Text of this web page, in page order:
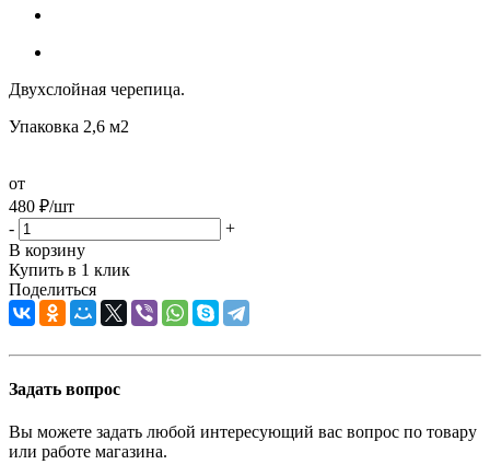
Двухслойная черепица.
Упаковка 2,6 м2
от
480 ₽/шт
-
+
В корзину
Купить в 1 клик
Поделиться
Задать вопрос
Вы можете задать любой интересующий вас вопрос по товару
или работе магазина.